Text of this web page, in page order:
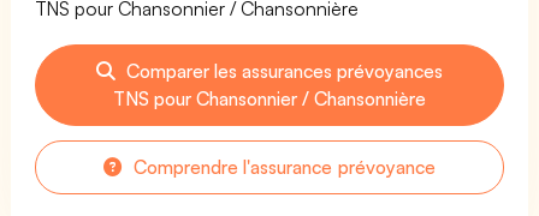
TNS pour Chansonnier / Chansonnière
Comparer les assurances prévoyances
TNS pour Chansonnier / Chansonnière
Comprendre l'assurance prévoyance